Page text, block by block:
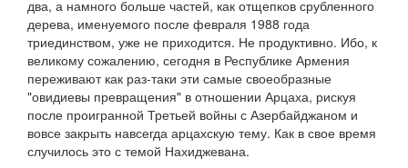
два, а намного больше частей, как отщепков срубленного
дерева, именуемого после февраля 1988 года
триединством, уже не приходится. Не продуктивно. Ибо, к
великому сожалению, сегодня в Республике Армения
переживают как раз-таки эти самые своеобразные
"овидиевы превращения" в отношении Арцаха, рискуя
после проигранной Третьей войны с Азербайджаном и
вовсе закрыть навсегда арцахскую тему. Как в свое время
случилось это с темой Нахиджевана.